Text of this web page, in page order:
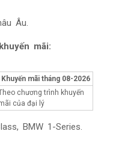
Âu.
mãi:
Khuyến mãi tháng 08-2026
chương trình khuyến
của đại lý
BMW 1-Series.